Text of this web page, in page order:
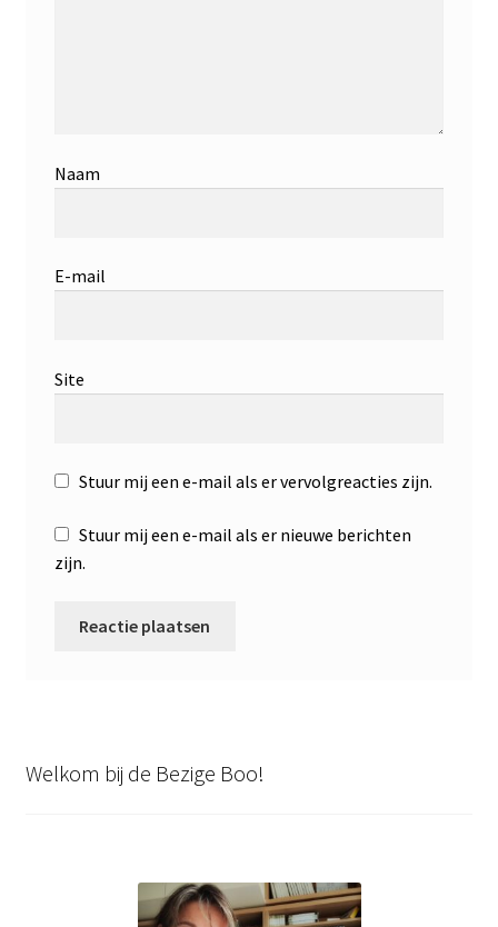
Naam
E-mail
Site
Stuur mij een e-mail als er vervolgreacties zijn.
Stuur mij een e-mail als er nieuwe berichten
zijn.
Welkom bij de Bezige Boo!